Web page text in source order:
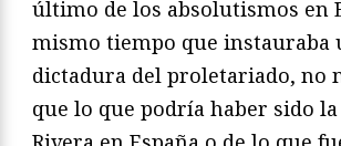
último de los absolutismos en
mismo tiempo que instauraba
dictadura del proletariado, no
que lo que podría haber sido